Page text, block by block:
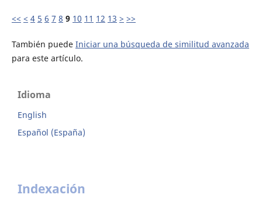
<< < 4 5 6 7 8 9 10 11 12 13 > >>
También puede Iniciar una búsqueda de similitud avanzada
para este artículo.
Idioma
English
Español (España)
Indexación